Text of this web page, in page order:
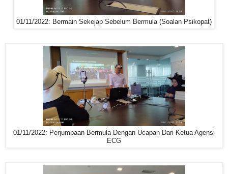
01/11/2022: Bermain Sekejap Sebelum Bermula (Soalan Psikopat)
01/11/2022: Perjumpaan Bermula Dengan Ucapan Dari Ketua Agensi
ECG